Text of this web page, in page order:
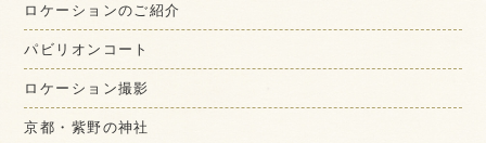
ロケーションのご紹介
パビリオンコート
ロケーション撮影
京都・紫野の神社